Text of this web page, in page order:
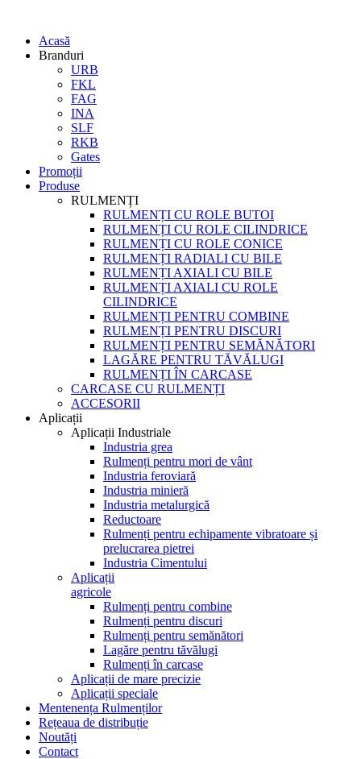
Acasă
Branduri
URB
FKL
FAG
INA
SLF
RKB
Gates
Promoții
Produse
RULMENȚI
RULMENȚI CU ROLE BUTOI
RULMENȚI CU ROLE CILINDRICE
RULMENȚI CU ROLE CONICE
RULMENȚI RADIALI CU BILE
RULMENȚI AXIALI CU BILE
RULMENȚI AXIALI CU ROLE
CILINDRICE
RULMENȚI PENTRU COMBINE
RULMENȚI PENTRU DISCURI
RULMENȚI PENTRU SEMĂNĂTORI
LAGĂRE PENTRU TĂVĂLUGI
RULMENȚI ÎN CARCASE
CARCASE CU RULMENȚI
ACCESORII
Aplicații
Aplicații Industriale
Industria grea
Rulmenți pentru mori de vânt
Industria feroviară
Industria minieră
Industria metalurgică
Reductoare
Rulmenți pentru echipamente vibratoare și
prelucrarea pietrei
Industria Cimentului
Aplicații
agricole
Rulmenți pentru combine
Rulmenți pentru discuri
Rulmenți pentru semănători
Lagăre pentru tăvălugi
Rulmenți în carcase
Aplicații de mare precizie
Aplicații speciale
Mentenența Rulmenților
Rețeaua de distribuție
Noutăți
Contact